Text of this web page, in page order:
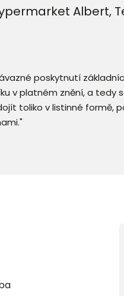
Albert,
poskytnutí
v platném znění, a
toliko v listinné